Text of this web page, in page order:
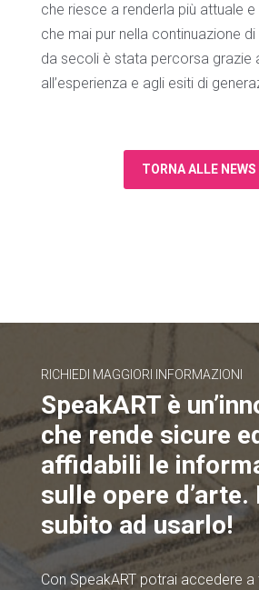
che riesce a renderla più attuale
che mai pur nella continuazione
da secoli è stata percorsa grazie
all’esperienza e agli esiti di
TORNA ALLE NEWS
RICHIEDI MAGGIORI INFORMAZIONI
SpeakART è
che rende sicure
affidabili le
sulle opere d’arte.
subito ad usarlo!
Con SpeakART potrai accedere a